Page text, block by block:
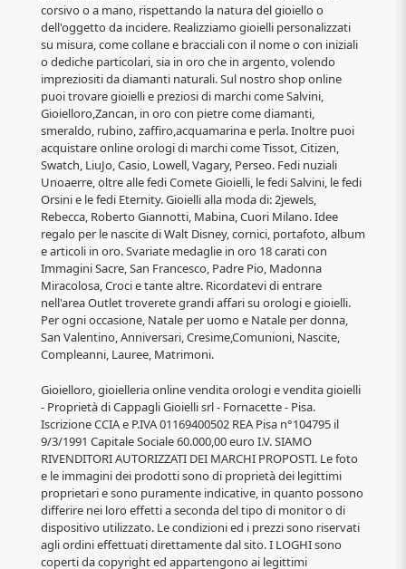
corsivo o a mano, rispettando la natura del gioiello o
dell'oggetto da incidere. Realizziamo gioielli personalizzati
su misura, come collane e bracciali con il nome o con iniziali
o dediche particolari, sia in oro che in argento, volendo
impreziositi da diamanti naturali. Sul nostro shop online
puoi trovare gioielli e preziosi di marchi come Salvini,
Gioielloro,Zancan, in oro con pietre come diamanti,
smeraldo, rubino, zaffiro,acquamarina e perla. Inoltre puoi
acquistare online orologi di marchi come Tissot, Citizen,
Swatch, LiuJo, Casio, Lowell, Vagary, Perseo. Fedi nuziali
Unoaerre, oltre alle fedi Comete Gioielli, le fedi Salvini, le fedi
Orsini e le fedi Eternity. Gioielli alla moda di: 2jewels,
Rebecca, Roberto Giannotti, Mabina, Cuori Milano. Idee
regalo per le nascite di Walt Disney, cornici, portafoto, album
e articoli in oro. Svariate medaglie in oro 18 carati con
Immagini Sacre, San Francesco, Padre Pio, Madonna
Miracolosa, Croci e tante altre. Ricordatevi di entrare
nell'area Outlet troverete grandi affari su orologi e gioielli.
Per ogni occasione, Natale per uomo e Natale per donna,
San Valentino, Anniversari, Cresime,Comunioni, Nascite,
Compleanni, Lauree, Matrimoni.
Gioielloro, gioielleria online vendita orologi e vendita gioielli
- Proprietà di Cappagli Gioielli srl - Fornacette - Pisa.
Iscrizione CCIA e P.IVA 01169400502 REA Pisa n°104795 il
9/3/1991 Capitale Sociale 60.000,00 euro I.V. SIAMO
RIVENDITORI AUTORIZZATI DEI MARCHI PROPOSTI. Le foto
e le immagini dei prodotti sono di proprietà dei legittimi
proprietari e sono puramente indicative, in quanto possono
differire nei loro effetti a seconda del tipo di monitor o di
dispositivo utilizzato. Le condizioni ed i prezzi sono riservati
agli ordini effettuati direttamente dal sito. I LOGHI sono
coperti da copyright ed appartengono ai legittimi